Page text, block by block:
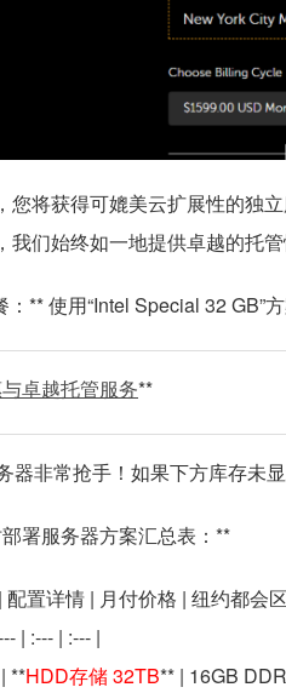
您将获得可媲美云扩展性的独
们始终如一地提供卓越的托管
** 使用“Intel Special 32 GB”
卓越托管服务**
器非常抢手！如果下方库存未
署服务器方案汇总表：**
配置详情 | 月付价格 | 纽约都会
| :--- | :--- |
**HDD存储 32TB** | 16GB